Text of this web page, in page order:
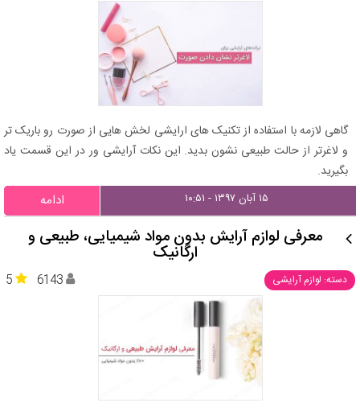
گاهی لازمه با استفاده از تکنیک های ارایشی لخش هایی از صورت رو باریک تر
و لاغرتر از حالت طبیعی نشون بدید. این نکات آرایشی ور در این قسمت یاد
بگیرید.
۱۵ آبان ۱۳۹۷ - ۱۰:۵۱ ادامه
معرفی لوازم آرایش بدون مواد شیمیایی، طبیعی و
ارگانیک
دسته: لوازم آرایشی 5 6143